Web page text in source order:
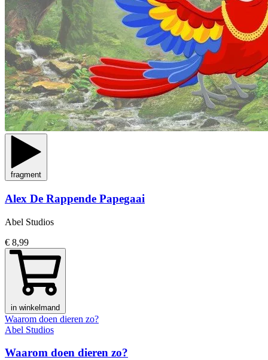
fragment
Alex De Rappende Papegaai
Abel Studios
€ 8,99
in winkelmand
Waarom doen dieren zo?
Abel Studios
Waarom doen dieren zo?